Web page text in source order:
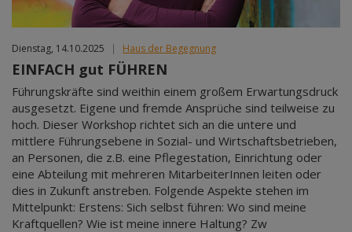
Dienstag, 14.10.2025 | Haus der Begegnung
EINFACH gut FÜHREN
Führungskräfte sind weithin einem großem Erwartungsdruck
ausgesetzt. Eigene und fremde Ansprüche sind teilweise zu
hoch. Dieser Workshop richtet sich an die untere und
mittlere Führungsebene in Sozial- und Wirtschaftsbetrieben,
an Personen, die z.B. eine Pflegestation, Einrichtung oder
eine Abteilung mit mehreren MitarbeiterInnen leiten oder
dies in Zukunft anstreben. Folgende Aspekte stehen im
Mittelpunkt: Erstens: Sich selbst führen: Wo sind meine
Kraftquellen? Wie ist meine innere Haltung? Zw